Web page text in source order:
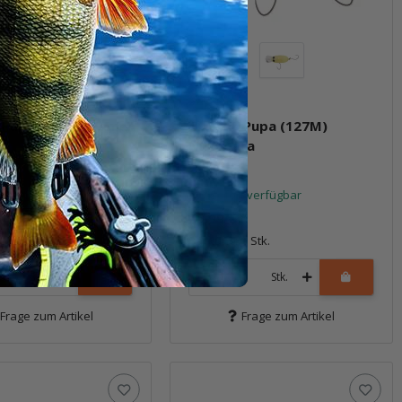
(126M) Camel
verfügbar
Stk.
Stk.
Frage zum Artikel
Crankin Pupa (127M)
Nukegara
Sofort verfügbar
15,99 €
Packung: 1 Stk.
Stk.
Frage zum Artikel